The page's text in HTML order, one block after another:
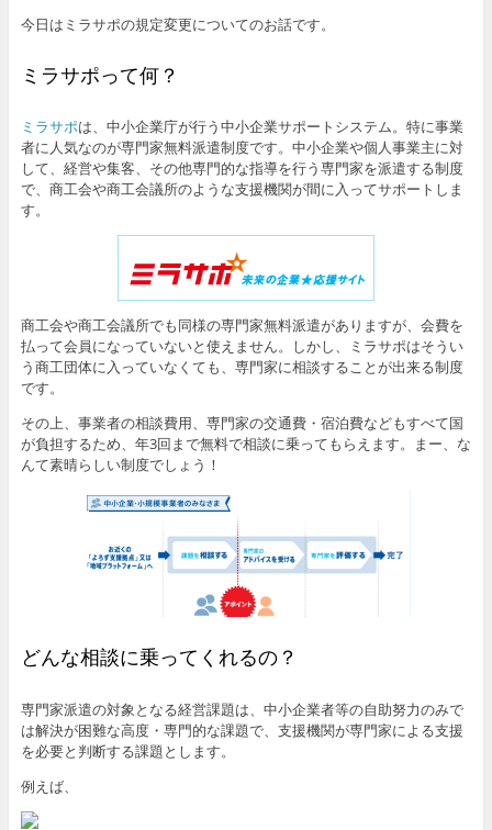
今日はミラサポの規定変更についてのお話です。
ミラサポって何？
ミラサポは、中小企業庁が行う中小企業サポートシステム。特に事業
者に人気なのが専門家無料派遣制度です。中小企業や個人事業主に対
して、経営や集客、その他専門的な指導を行う専門家を派遣する制度
で、商工会や商工会議所のような支援機関が間に入ってサポートしま
す。
商工会や商工会議所でも同様の専門家無料派遣がありますが、会費を
払って会員になっていないと使えません。しかし、ミラサポはそうい
う商工団体に入っていなくても、専門家に相談することが出来る制度
です。
その上、事業者の相談費用、専門家の交通費・宿泊費などもすべて国
が負担するため、年3回まで無料で相談に乗ってもらえます。まー、な
んて素晴らしい制度でしょう！
どんな相談に乗ってくれるの？
専門家派遣の対象となる経営課題は、中小企業者等の自助努力のみで
は解決が困難な高度・専門的な課題で、支援機関が専門家による支援
を必要と判断する課題とします。
例えば、